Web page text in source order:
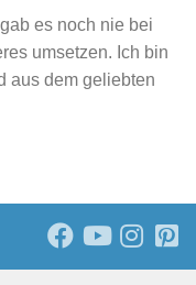
es noch nie bei
umsetzen. Ich bin
aus dem geliebten